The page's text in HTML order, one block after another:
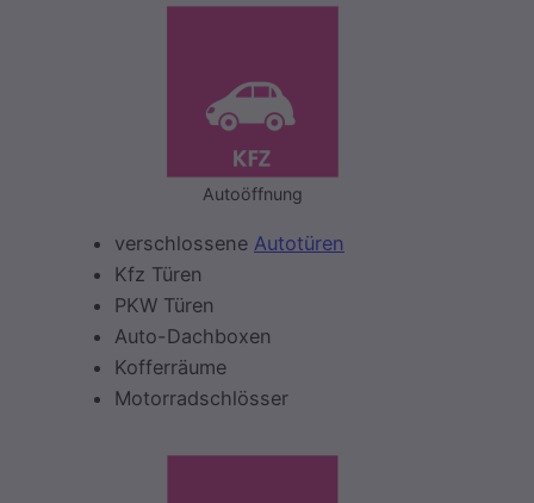
Autoöffnung
verschlossene Autotüren
Kfz Türen
PKW Türen
Auto-Dachboxen
Kofferräume
Motorradschlösser